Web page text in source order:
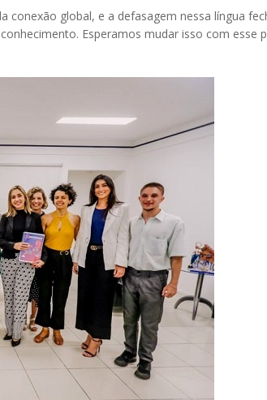
conexão global, e a defasagem nessa língua
Esperamos mudar isso com